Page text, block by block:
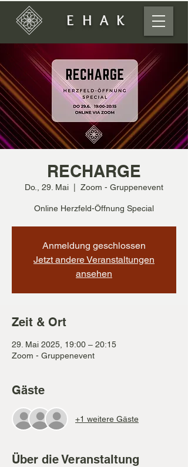
EHAK
RECHARGE
Do., 29. Mai Zoom - Gruppenevent
Online Herzfeld-Öffnung Special
Anmeldung geschlossen
Jetzt andere Veranstaltungen
ansehen
Zeit & Ort
29. Mai 2025, 19:00 – 20:15
Zoom - Gruppenevent
Gäste
+1 weitere Gäste
Über die Veranstaltung